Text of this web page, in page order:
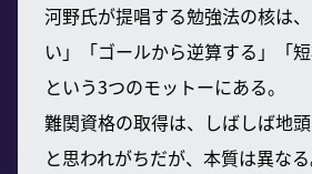
河野氏が提唱する勉強法の核は
い」「ゴールから逆算する」「
という3つのモットーにある。
難関資格の取得は、しばしば地
と思われがちだが、本質は異な